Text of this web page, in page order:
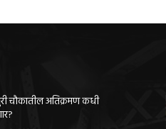
चौकातील अतिक्रमण कधी